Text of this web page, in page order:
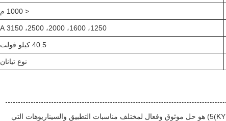
< 1000 م
1250، 1600، 2000، 2500، 3150 A
40.5 كيلو فولت
نوع تيانان
جهاز تحويل الجهد المتوسط (النموذج: KYN61-40)5) هو حل موثوق وفعال لمختلف مناسبات التطبيق والسيناريوهات التي